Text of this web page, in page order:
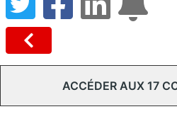
ACCÉDER AUX 17